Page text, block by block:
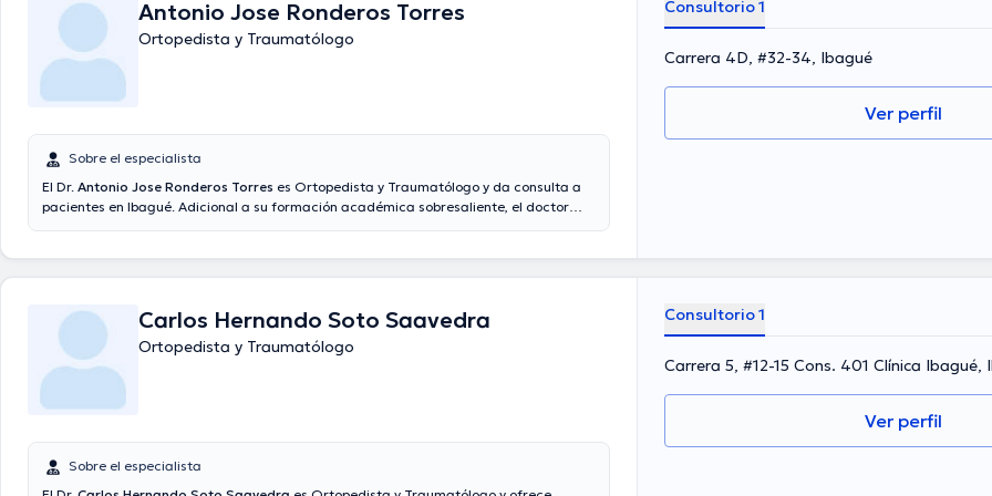
Finalmente, el Dr. puede hablar Español en su consultorio.
Antonio Jose Ronderos Torres
Ortopedista y Traumatólogo
Sobre el especialista
El Dr. Antonio Jose Ronderos Torres es Ortopedista y Traumatólogo y da consulta a
pacientes en Ibagué. Adicional a su formación académica sobresaliente, el doctor
continua en su temática de especialización y ha anunciado importantes
comunicados. Por último, el profesional de la salud puede hablar en Español.
Consultorio 1
Carrera 4D, #32-34, Ibagué
Ver perfil
Carlos Hernando Soto Saavedra
Ortopedista y Traumatólogo
Sobre el especialista
Consultorio 1
Carrera 5, #12-15 Cons. 401 Clínica Ibagué,
Ver perfil